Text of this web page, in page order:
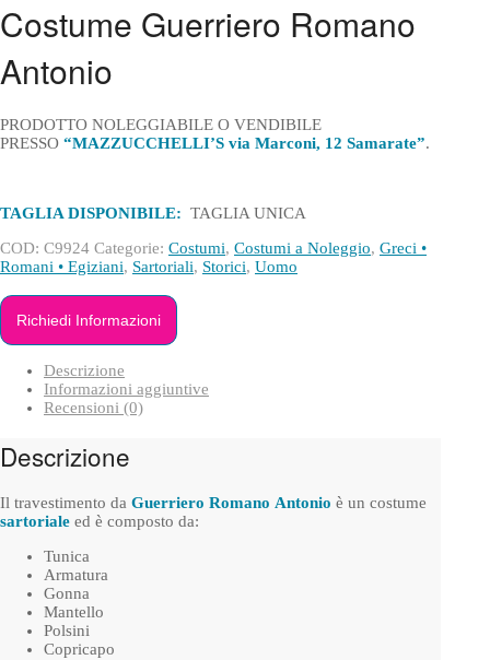
Costume Guerriero Romano
Antonio
PRODOTTO NOLEGGIABILE O VENDIBILE
PRESSO “MAZZUCCHELLI’S via Marconi, 12 Samarate”.
TAGLIA DISPONIBILE: TAGLIA UNICA
COD: C9924 Categorie: Costumi, Costumi a Noleggio, Greci •
Romani • Egiziani, Sartoriali, Storici, Uomo
Richiedi Informazioni
Descrizione
Informazioni aggiuntive
Recensioni (0)
Descrizione
Il travestimento da Guerriero Romano Antonio è un costume
sartoriale ed è composto da:
Tunica
Armatura
Gonna
Mantello
Polsini
Copricapo